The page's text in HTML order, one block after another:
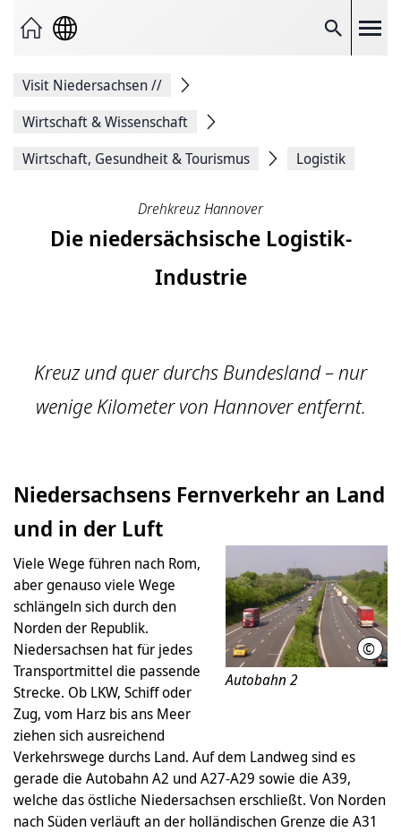
Suche
Facebook
teilen
Seitenlink
Visit Niedersachsen//
Wirtschaft & Wissenschaft
Wirtschaft, Gesundheit & Tourismus
Logistik
Drehkreuz Hannover
Die niedersächsische Logistik-
Industrie
Kreuz und quer durchs Bundesland – nur
wenige Kilometer von Hannover entfernt.
Niedersachsens Fernverkehr an Land
und in der Luft
© Kira
Autobahn 2
Viele Wege führen nach Rom,
aber genauso viele Wege
schlängeln sich durch den
Norden der Republik.
Niedersachsen hat für jedes
Transportmittel die passende
Strecke. Ob LKW, Schiff oder
Zug, vom Harz bis ans Meer
ziehen sich ausreichend
Verkehrswege durchs Land. Auf dem Landweg sind es
gerade die Autobahn A2 und A27-A29 sowie die A39,
welche das östliche Niedersachsen erschließt. Von Norden
nach Süden verläuft an der holländischen Grenze die A31